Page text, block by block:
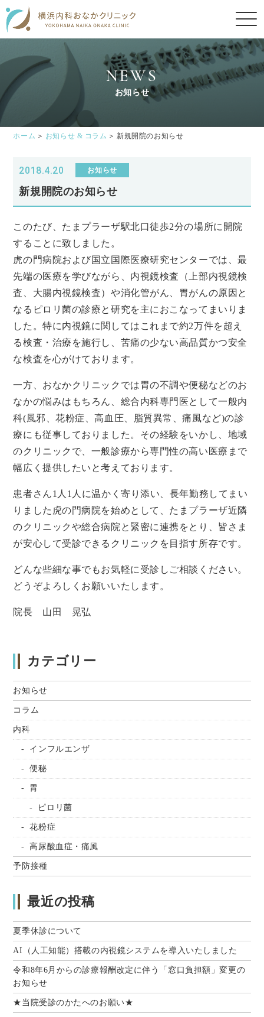
NEWS
お知らせ
ホーム お知らせ & コラム 新規開院のお知らせ
カテゴリー
お知らせ
コラム
内科
インフルエンザ
便秘
胃
ピロリ菌
花粉症
高尿酸血症・痛風
予防接種
最近の投稿
夏季休診について
AI（人工知能）搭載の内視鏡システムを導入いたしました
令和8年6月からの診療報酬改定に伴う「窓口負担額」変更の
お知らせ
★当院受診のかたへのお願い★
2018.4.20 お知らせ
新規開院のお知らせ
このたび、たまプラーザ駅北口徒歩2分の場所に開院
することに致しました。
虎の門病院および国立国際医療研究センターでは、最
先端の医療を学びながら、内視鏡検査（上部内視鏡検
査、大腸内視鏡検査）や消化管がん、胃がんの原因と
なるピロリ菌の診療と研究を主におこなってまいりま
した。特に内視鏡に関してはこれまで約2万件を超え
る検査・治療を施行し、苦痛の少ない高品質かつ安全
な検査を心がけております。
一方、おなかクリニックでは胃の不調や便秘などのお
なかの悩みはもちろん、総合内科専門医として一般内
科(風邪、花粉症、高血圧、脂質異常、痛風など)の診
療にも従事しておりました。その経験をいかし、地域
のクリニックで、一般診療から専門性の高い医療まで
幅広く提供したいと考えております。
患者さん1人1人に温かく寄り添い、長年勤務してまい
りました虎の門病院を始めとして、たまプラーザ近隣
のクリニックや総合病院と緊密に連携をとり、皆さま
が安心して受診できるクリニックを目指す所存です。
どんな些細な事でもお気軽に受診しご相談ください。
どうぞよろしくお願いいたします。
院長 山田 晃弘